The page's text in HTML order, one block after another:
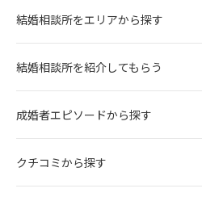
結婚相談所をエリアから探す
結婚相談所を紹介してもらう
成婚者エピソードから探す
クチコミから探す